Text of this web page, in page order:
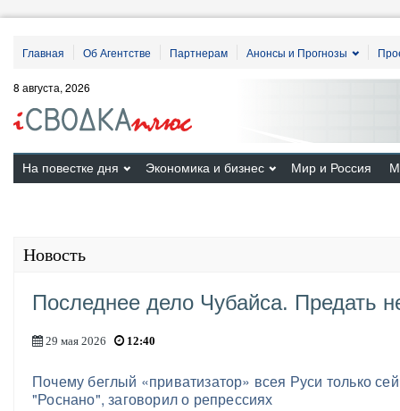
Главная Об Агентстве Партнерам Анонсы и Прогнозы
8 августа, 2026
На повестке дня Экономика и бизнес Мир и Россия
Новость
Последнее дело Чубайса. Предать
29 мая 2026 12:40
Почему беглый «приватизатор» всея Руси только
"Роснано", заговорил о репрессиях